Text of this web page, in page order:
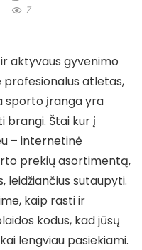
7
aktyvaus gyvenimo
profesionalus atletas,
sporto įranga yra
brangi. Štai kur į
– internetinė
prekių asortimentą,
leidžiančius sutaupyti.
kaip rasti ir
kodus, kad jūsų
lengviau pasiekiami.